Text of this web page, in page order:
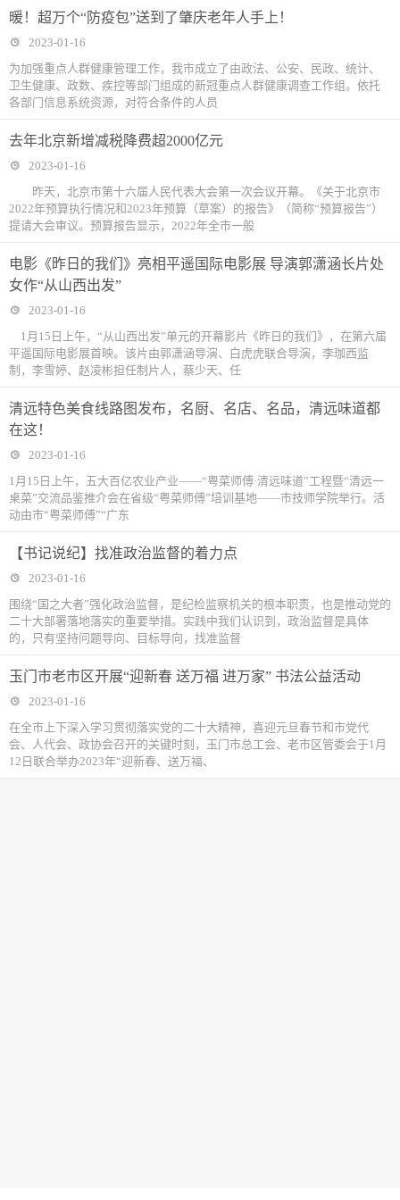
暖！超万个“防疫包”送到了肇庆老年人手上！
2023-01-16
为加强重点人群健康管理工作，我市成立了由政法、公安、民政、统计、
卫生健康、政数、疾控等部门组成的新冠重点人群健康调查工作组。依托
各部门信息系统资源，对符合条件的人员
去年北京新增减税降费超2000亿元
2023-01-16
昨天，北京市第十六届人民代表大会第一次会议开幕。《关于北京市
2022年预算执行情况和2023年预算（草案）的报告》（简称“预算报告”）
提请大会审议。预算报告显示，2022年全市一般
电影《昨日的我们》亮相平遥国际电影展 导演郭潇涵长片处
女作“从山西出发”
2023-01-16
1月15日上午，“从山西出发”单元的开幕影片《昨日的我们》，在第六届
平遥国际电影展首映。该片由郭潇涵导演、白虎虎联合导演，李珈西监
制，李雪婷、赵凌彬担任制片人，蔡少天、任
清远特色美食线路图发布，名厨、名店、名品，清远味道都
在这！
2023-01-16
1月15日上午，五大百亿农业产业——“粤菜师傅·清远味道”工程暨“清远一
桌菜”交流品鉴推介会在省级“粤菜师傅”培训基地——市技师学院举行。活
动由市“粤菜师傅”“广东
【书记说纪】找准政治监督的着力点
2023-01-16
围绕“国之大者”强化政治监督，是纪检监察机关的根本职责，也是推动党的
二十大部署落地落实的重要举措。实践中我们认识到，政治监督是具体
的，只有坚持问题导向、目标导向，找准监督
玉门市老市区开展“迎新春 送万福 进万家” 书法公益活动
2023-01-16
在全市上下深入学习贯彻落实党的二十大精神，喜迎元旦春节和市党代
会、人代会、政协会召开的关键时刻，玉门市总工会、老市区管委会于1月
12日联合举办2023年“迎新春、送万福、